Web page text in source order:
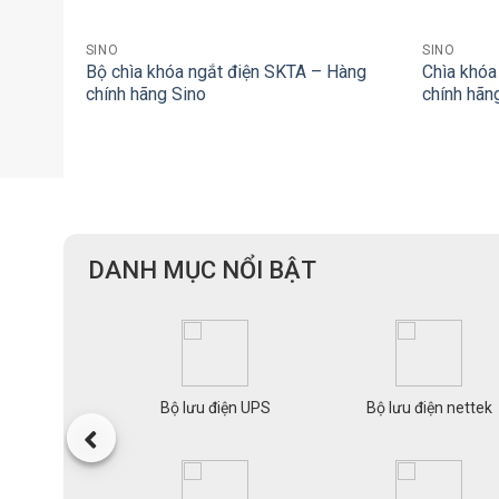
SINO
Bộ chìa khóa ngắt điện SKTA – Hàng
chính hãng Sino
SINO
Chìa
chính
DANH MỤC NỔI BẬT
Bộ lưu điện UPS Bộ lưu điện nettek